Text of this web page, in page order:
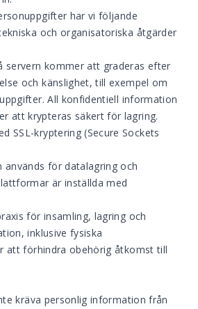
har vi följande
och organisatoriska åtgärder
servern kommer att graderas efter
och känslighet, till exempel om
All konfidentiell information
att krypteras säkert för lagring.
SSL-kryptering (Secure Sockets
används för datalagring och
är inställda med
för insamling, lagring och
inklusive fysiska
att förhindra obehörig åtkomst till
kräva personlig information från